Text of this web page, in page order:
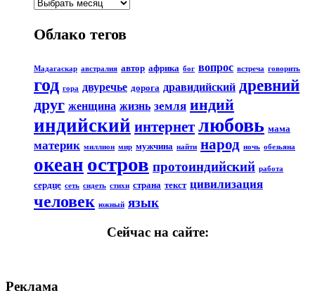
Облако тегов
Мадагаскар австралия автор африка бог вопрос встреча говорить
год гора двуречье дорога дравидийский древний
друг женщина жизнь земля индий
индийский интернет любовь мама
материк миллион мир мужчина найти народ ночь обезьяна
океан остров протоиндийский работа
сердце сеть сидеть стихи страна текст цивилизация
человек южный язык
Сейчас на сайте:
Реклама